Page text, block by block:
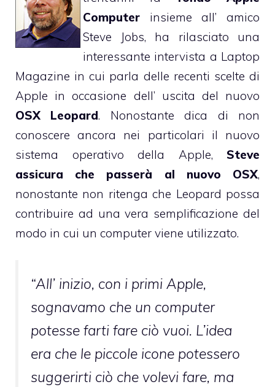
Computer insieme all’ amico
Steve Jobs, ha rilasciato una
interessante intervista a Laptop
Magazine in cui parla delle recenti scelte di
Apple in occasione dell’ uscita del nuovo
OSX Leopard. Nonostante dica di non
conoscere ancora nei particolari il nuovo
sistema operativo della Apple, Steve
assicura che passerà al nuovo OSX,
nonostante non ritenga che Leopard possa
contribuire ad una vera semplificazione del
modo in cui un computer viene utilizzato.
“All’ inizio, con i primi Apple,
sognavamo che un computer
potesse farti fare ciò vuoi. L’idea
era che le piccole icone potessero
suggerirti ciò che volevi fare, ma